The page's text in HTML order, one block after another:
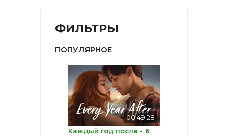
ФИЛЬТРЫ
ПОПУЛЯРНОЕ
00:49:28
Каждый год после - 6